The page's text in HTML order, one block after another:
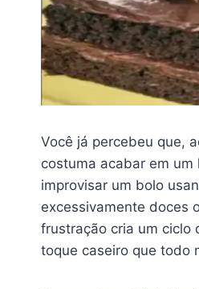
Você já percebeu que,
costuma acabar em
improvisar um bolo
excessivamente doces
frustração cria um ciclo
toque caseiro que todo